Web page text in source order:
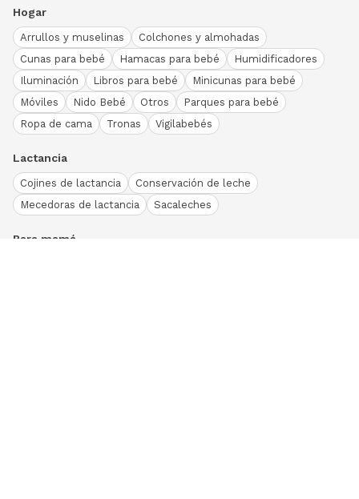
Hogar
Arrullos y muselinas
Colchones y almohadas
Cunas para bebé
Hamacas para bebé
Humidificadores
Iluminación
Libros para bebé
Minicunas para bebé
Móviles
Nido Bebé Otros
Parques para bebé
Ropa de cama
Tronas Vigilabebés
Lactancia
Cojines de lactancia
Conservación de leche
Mecedoras de lactancia
Sacaleches
Para mamá